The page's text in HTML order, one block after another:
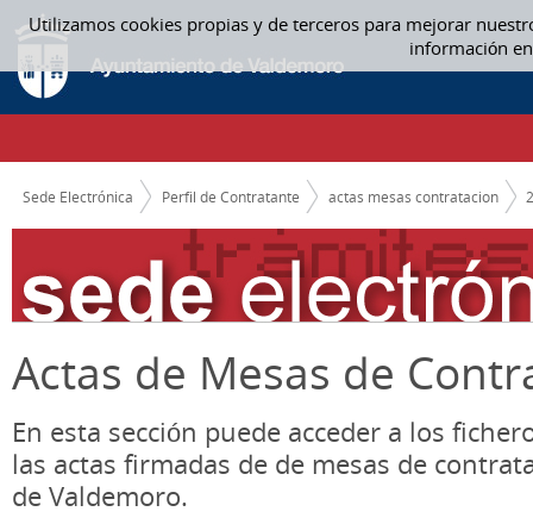
Utilizamos cookies propias y de terceros para mejorar
información
Saltar al contenido
ACTAS MESAS CONTRATACION
CAMINO DE MIGAS
Sede Electrónica Perfil de Contratante actas mesas contratacion
Actas de Mesas de
En esta sección puede acceder a los
las actas firmadas de de mesas de
de Valdemoro.